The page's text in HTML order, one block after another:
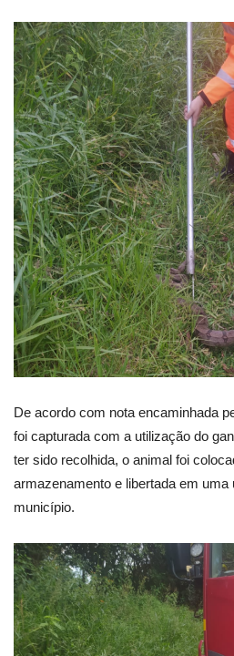
De acordo com nota encaminhada
foi capturada com a utilização do
ter sido recolhida, o animal foi
armazenamento e libertada em
município.